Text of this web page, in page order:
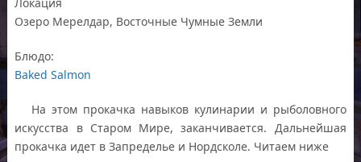
Озеро Мерелдар, Восточные Чумные Земли
Блюдо:
Baked Salmon
На этом прокачка навыков кулинарии и рыболовного
искусства в Старом Мире, заканчивается. Дальнейшая
прокачка идет в Запределье и Нордсколе. Читаем ниже